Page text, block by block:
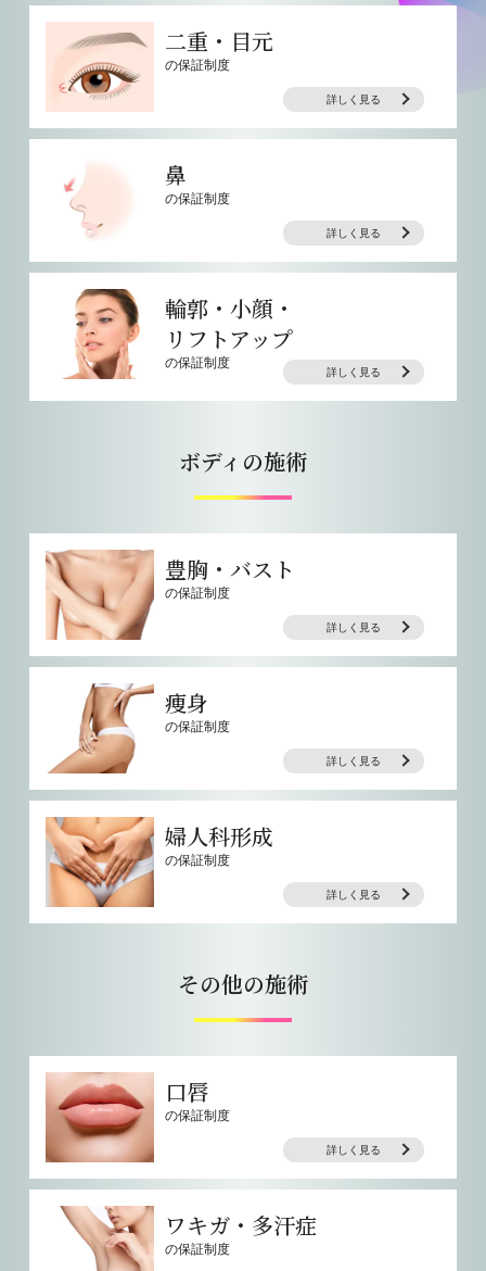
二重・目元
の保証制度
詳しく見る
鼻
の保証制度
詳しく見る
輪郭・小顔・
リフトアップ
の保証制度
詳しく見る
ボディの施術
豊胸・バスト
の保証制度
詳しく見る
痩身
の保証制度
詳しく見る
婦人科形成
の保証制度
詳しく見る
その他の施術
口唇
の保証制度
詳しく見る
ワキガ・多汗症
の保証制度